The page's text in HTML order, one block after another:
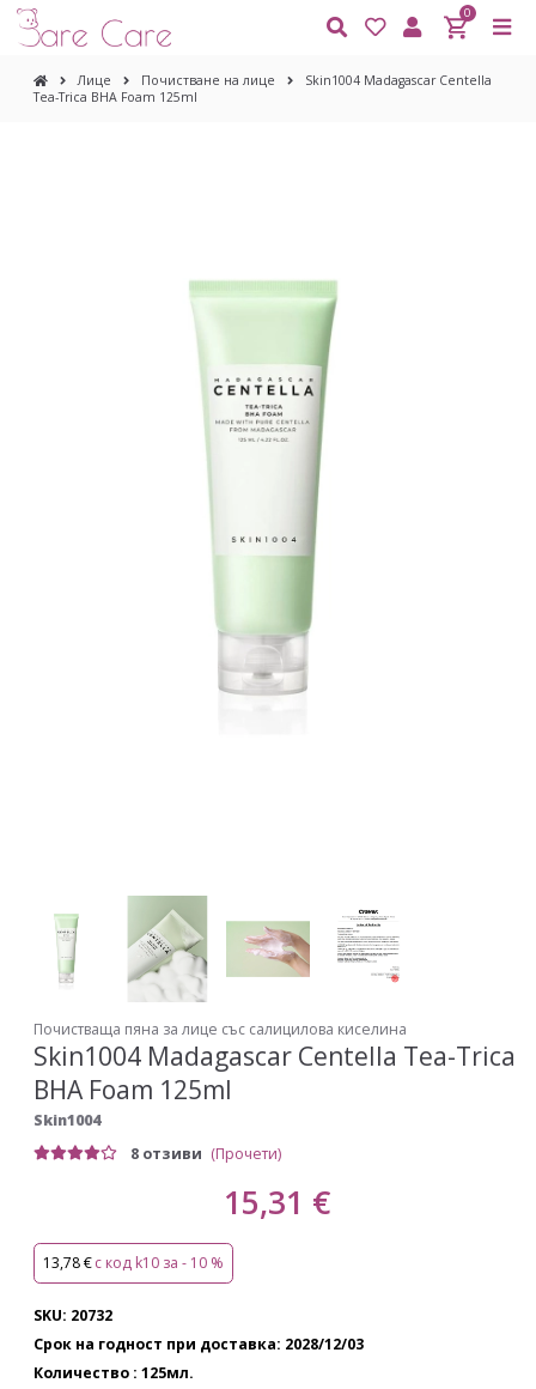
0
Лице Почистване на лице
Skin1004 Madagascar Centella
Tea-Trica BHA Foam 125ml
Почистваща пяна за лице със салицилова киселина
Skin1004 Madagascar Centella Tea-Trica
BHA Foam 125ml
Skin1004
8 отзиви (Прочети)
15,31 €
13,78 €с код k10 за - 10 %
SKU: 20732
Срок на годност при доставка: 2028/12/03
Количество : 125мл.